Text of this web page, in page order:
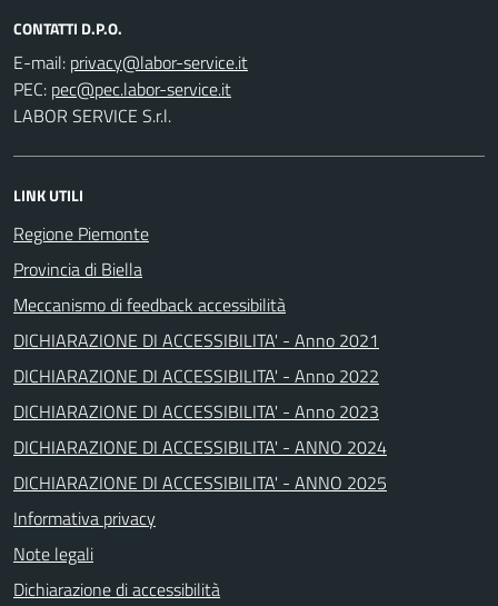
CONTATTI D.P.O.
E-mail:
PEC:
LABOR SERVICE S.r.l.
LINK UTILI
Regione Piemonte
Provincia di Biella
Meccanismo di feedback accessibilità
DICHIARAZIONE DI ACCESSIBILITA' - Anno 2021
DICHIARAZIONE DI ACCESSIBILITA' - Anno 2022
DICHIARAZIONE DI ACCESSIBILITA' - Anno 2023
DICHIARAZIONE DI ACCESSIBILITA' - ANNO 2024
DICHIARAZIONE DI ACCESSIBILITA' - ANNO 2025
Informativa privacy
Note legali
Dichiarazione di accessibilità